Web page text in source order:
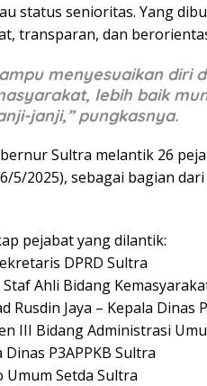
status senioritas. Yang
transparan, dan
menyesuaikan diri
lebih baik
janji,” pungkasnya.
Sultra melantik 26
5/2025), sebagai bagian
pejabat yang dilantik:
DPRD Sultra
Ahli Bidang
Rusdin Jaya – Kepala
III Bidang Administrasi
P3APPKB Sultra
Umum Setda Sultra